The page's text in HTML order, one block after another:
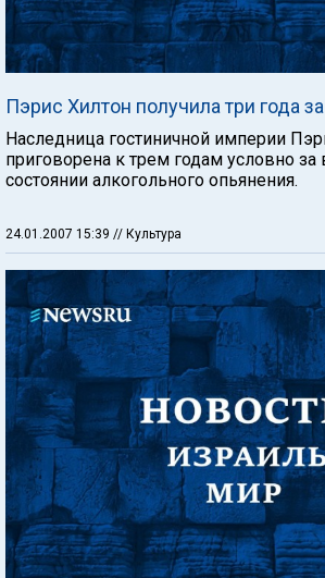
Пэрис Хилтон получила три года
Наследница гостиничной империи
приговорена к трем годам условно
состоянии алкогольного опьянения.
24.01.2007 15:39 // Культура